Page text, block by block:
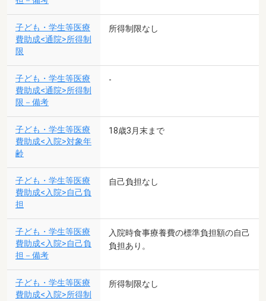
子ども・学生等医療
費助成<通院>所得制
限
所得制限なし
子ども・学生等医療
費助成<通院>所得制
限－備考
-
子ども・学生等医療
費助成<入院>対象年
齢
18歳3月末まで
子ども・学生等医療
費助成<入院>自己負
担
自己負担なし
子ども・学生等医療
費助成<入院>自己負
担－備考
入院時食事療養費の標準負担額の自己
負担あり。
子ども・学生等医療
費助成<入院>所得制
所得制限なし